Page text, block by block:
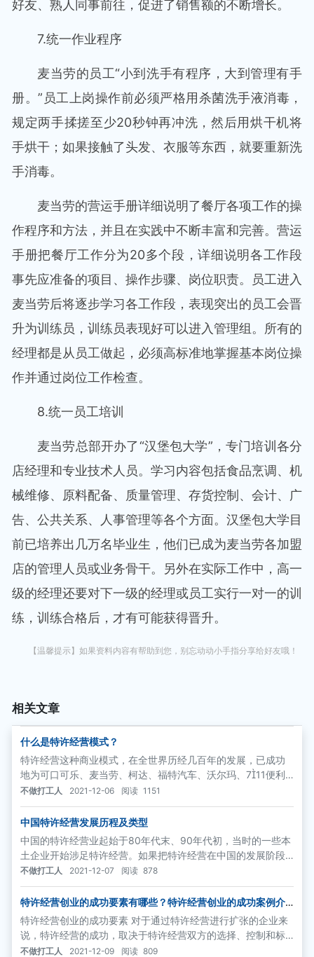
好友、熟人同事前往，促进了销售额的不断增长。
7.统一作业程序
麦当劳的员工“小到洗手有程序，大到管理有手
册。”员工上岗操作前必须严格用杀菌洗手液消毒，
规定两手揉搓至少20秒钟再冲洗，然后用烘干机将
手烘干；如果接触了头发、衣服等东西，就要重新洗
手消毒。
麦当劳的营运手册详细说明了餐厅各项工作的操
作程序和方法，并且在实践中不断丰富和完善。营运
手册把餐厅工作分为20多个段，详细说明各工作段
事先应准备的项目、操作步骤、岗位职责。员工进入
麦当劳后将逐步学习各工作段，表现突出的员工会晋
升为训练员，训练员表现好可以进入管理组。所有的
经理都是从员工做起，必须高标准地掌握基本岗位操
作并通过岗位工作检查。
8.统一员工培训
麦当劳总部开办了“汉堡包大学”，专门培训各分
店经理和专业技术人员。学习内容包括食品烹调、机
械维修、原料配备、质量管理、存货控制、会计、广
告、公共关系、人事管理等各个方面。汉堡包大学目
前已培养出几万名毕业生，他们已成为麦当劳各加盟
店的管理人员或业务骨干。另外在实际工作中，高一
级的经理还要对下一级的经理或员工实行一对一的训
练，训练合格后，才有可能获得晋升。
【温馨提示】如果资料内容有帮助到您，别忘动动小手指分享给好友哦！
相关文章
什么是特许经营模式？
特许经营这种商业模式，在全世界历经几百年的发展，已成功
地为可口可乐、麦当劳、柯达、福特汽车、沃尔玛、711便利
店、希尔顿酒店、迪斯尼乐园、21世纪房地产、NAPA、ET教
育等全世界各行各业的品牌巨人所实践，并为全球中小企业的
成长和个人创业提供了捷径。
不做打工人 2021-12-06 阅读 1151
中国特许经营发展历程及类型
中国的特许经营业起始于80年代末、90年代初，当时的一些本
土企业开始涉足特许经营。如果把特许经营在中国的发展阶段
划分为个体自发成长期、产业化规模整体建设期和社会化国家
整体战略期，那么，现在正是步入产业化规模整体建设期的中
间阶段
不做打工人 2021-12-07 阅读 878
特许经营创业的成功要素有哪些？特许经营创业的成功案例介
绍
特许经营创业的成功要素 对于通过特许经营进行扩张的企业来
说，特许经营的成功，取决于特许经营双方的选择、控制和标
准化、以及提供的支持。（1）特许经营双方的选择
不做打工人 2021-12-09 阅读 809